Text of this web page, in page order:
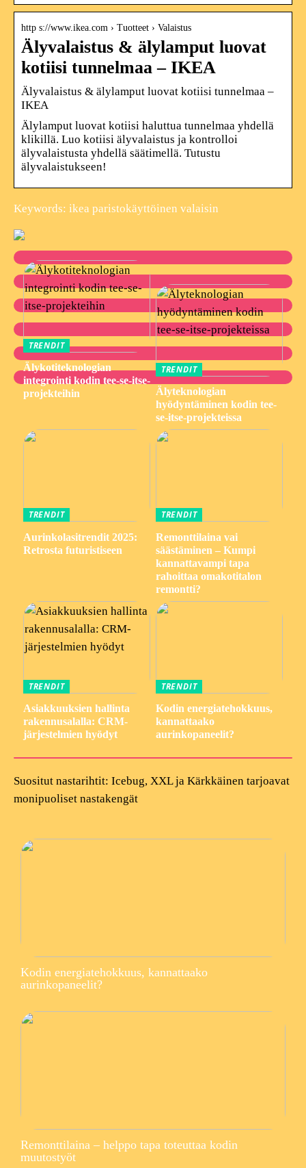
http s://www.ikea.com › Tuotteet › Valaistus
Älyvalaistus & älylamput luovat
kotiisi tunnelmaa – IKEA
Älyvalaistus & älylamput luovat kotiisi tunnelmaa –
IKEA
Älylamput luovat kotiisi haluttua tunnelmaa yhdellä
klikillä. Luo kotiisi älyvalaistus ja kontrolloi
älyvalaistusta yhdellä säätimellä. Tutustu
älyvalaistukseen!
Keywords: ikea paristokäyttöinen valaisin
TRENDIT
Älykotiteknologian
integrointi kodin tee-se-itse-
projekteihin
TRENDIT
Älyteknologian
hyödyntäminen kodin tee-
se-itse-projekteissa
TRENDIT
Aurinkolasitrendit 2025:
Retrosta futuristiseen
TRENDIT
Remonttilaina vai
säästäminen – Kumpi
kannattavampi tapa
rahoittaa omakotitalon
remontti?
TRENDIT
Asiakkuuksien hallinta
rakennusalalla: CRM-
järjestelmien hyödyt
TRENDIT
Kodin energiatehokkuus,
kannattaako
aurinkopaneelit?
Suositut nastarihtit: Icebug, XXL ja Kärkkäinen tarjoavat
monipuoliset nastakengät
Kodin energiatehokkuus, kannattaako
aurinkopaneelit?
Remonttilaina – helppo tapa toteuttaa kodin
muutostyöt